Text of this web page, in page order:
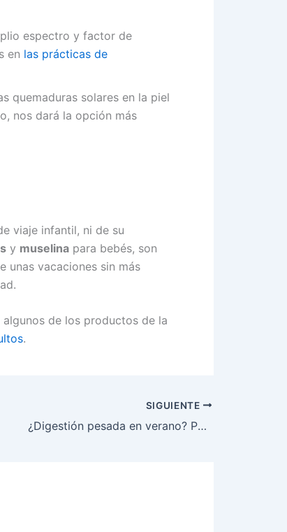
espectro y factor de
en las prácticas de
quemaduras solares en la piel
nos dará la opción más
viaje infantil, ni de su
y muselina para bebés, son
unas vacaciones sin más
de los productos de la
.
SIGUIENTE
¿Digestión pesada en verano? Pongámosle solución